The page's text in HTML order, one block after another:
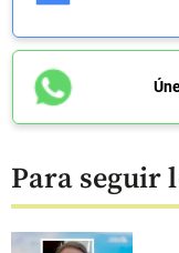
Para seguir